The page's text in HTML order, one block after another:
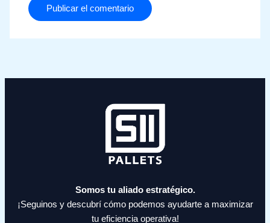
Somos tu aliado estratégico.
¡Seguinos y descubrí cómo podemos ayudarte a maximizar
tu eficiencia operativa!